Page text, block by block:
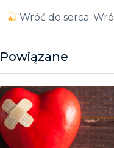
Wróć do serca.
Powiązane